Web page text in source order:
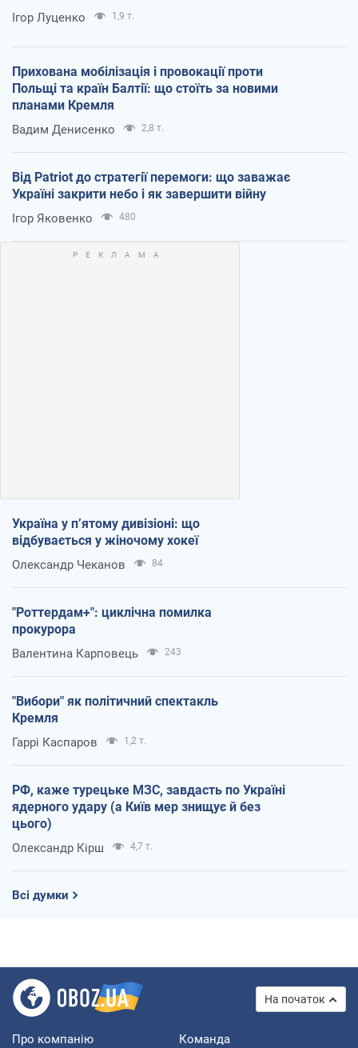
Ігор Луценко 1,9 т.
Прихована мобілізація і провокації проти
Польщі та країн Балтії: що стоїть за новими
планами Кремля
Вадим Денисенко 2,8 т.
Від Patriot до стратегії перемоги: що заважає
Україні закрити небо і як завершити війну
Ігор Яковенко 480
Україна у п’ятому дивізіоні: що
відбувається у жіночому хокеї
Олександр Чеканов 84
"Роттердам+": циклічна помилка
прокурора
Валентина Карповець 243
"Вибори" як політичний спектакль
Кремля
Гаррі Каспаров 1,2 т.
РФ, каже турецьке МЗС, завдасть по Україні
ядерного удару (а Київ мер знищує й без
цього)
Олександр Кірш 4,7 т.
Всі думки
На початок
Про компанію Команда